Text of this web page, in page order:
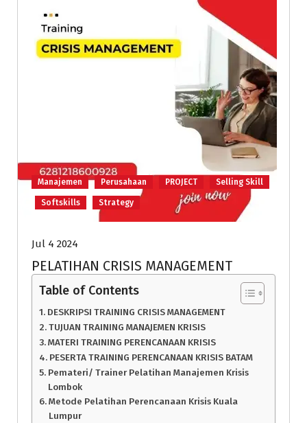
Manajemen Perusahaan PROJECT Selling Skill
Softskills Strategy
Jul 4 2024
PELATIHAN CRISIS MANAGEMENT
Table of Contents
DESKRIPSI TRAINING CRISIS MANAGEMENT
TUJUAN TRAINING MANAJEMEN KRISIS
MATERI TRAINING PERENCANAAN KRISIS
PESERTA TRAINING PERENCANAAN KRISIS BATAM
Pemateri/ Trainer Pelatihan Manajemen Krisis
Lombok
Metode Pelatihan Perencanaan Krisis Kuala
Lumpur